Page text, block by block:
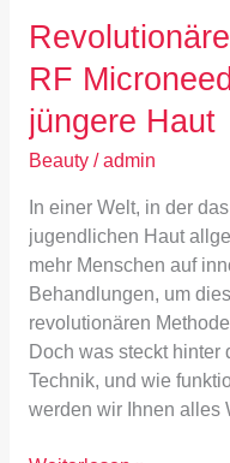
RF
jüngere Haut
Beauty/admin
In einer Welt, in der
jugendlichen Haut
mehr Menschen auf
Behandlungen, um
revolutionären
Doch was steckt
Technik, und wie
werden wir Ihnen alles